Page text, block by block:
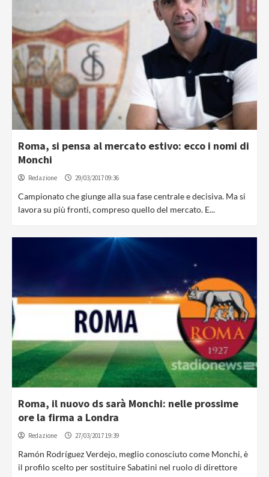
Roma, si pensa al mercato estivo: ecco i nomi di
Monchi
Redazione 29/03/2017 09:36
Campionato che giunge alla sua fase centrale e decisiva. Ma si
lavora su più fronti, compreso quello del mercato. E...
Roma, il nuovo ds sarà Monchi: nelle prossime
ore la firma a Londra
Redazione 27/03/2017 19:39
Ramón Rodríguez Verdejo, meglio conosciuto come Monchi, è
il profilo scelto per sostituire Sabatini nel ruolo di direttore